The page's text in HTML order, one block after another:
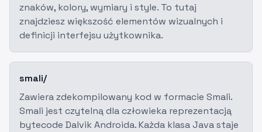
znaków, kolory, wymiary i style. To tutaj
znajdziesz większość elementów wizualnych i
definicji interfejsu użytkownika.
smali/
Zawiera zdekompilowany kod w formacie Smali.
Smali jest czytelną dla człowieka reprezentacją
bytecode Dalvik Androida. Każda klasa Java staje